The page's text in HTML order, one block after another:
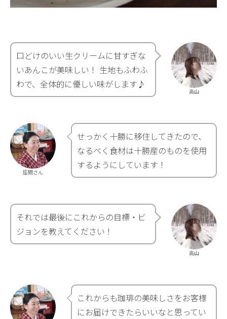
高山
口どけのいい生クリームに甘すぎな
いあんこが美味しい！ 生地もふわふ
わで、全体的に優しい味がします♪
座間さん
せっかく十勝に移住してきたので、
なるべく食材は十勝産のものを使用
するようにしています！
高山
それでは最後にこれからの目標・ビ
ジョンを教えてください！
これからも珈琲の美味しさをお客様
にお届けできたらいいなと思ってい